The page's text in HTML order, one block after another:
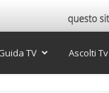
TV Ascolti Tv